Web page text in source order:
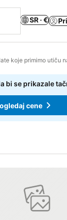
SR · €
koje primimo utiču
bi se prikazale
cene